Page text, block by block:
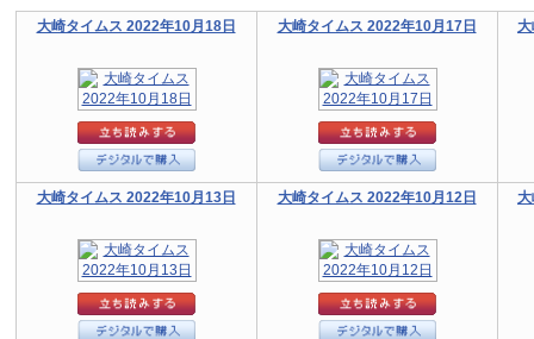
大崎タイムス 2022年10月18日 大崎タイムス 2022年10月17日
大崎タイムス 2022年10月13日 大崎タイムス 2022年10月12日